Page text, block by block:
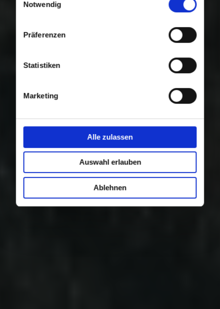
Nutzung der Dienste gesammelt haben.
Notwendig
Präferenzen
Statistiken
Marketing
Alle zulassen
Auswahl erlauben
Ablehnen